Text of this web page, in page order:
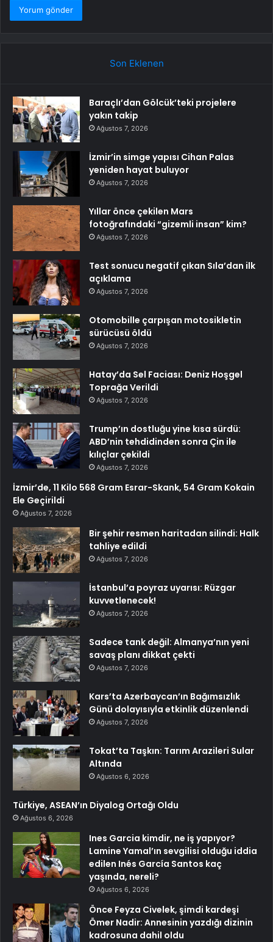
Son Eklenen
Baraçlı’dan Gölcük’teki projelere
yakın takip
Ağustos 7, 2026
İzmir’in simge yapısı Cihan Palas
yeniden hayat buluyor
Ağustos 7, 2026
Yıllar önce çekilen Mars
fotoğrafındaki “gizemli insan” kim?
Ağustos 7, 2026
Test sonucu negatif çıkan Sıla’dan ilk
açıklama
Ağustos 7, 2026
Otomobille çarpışan motosikletin
sürücüsü öldü
Ağustos 7, 2026
Hatay’da Sel Faciası: Deniz Hoşgel
Toprağa Verildi
Ağustos 7, 2026
Trump’ın dostluğu yine kısa sürdü:
ABD’nin tehdidinden sonra Çin ile
kılıçlar çekildi
Ağustos 7, 2026
İzmir’de, 11 Kilo 568 Gram Esrar-Skank, 54 Gram Kokain
Ele Geçirildi
Ağustos 7, 2026
Bir şehir resmen haritadan silindi: Halk
tahliye edildi
Ağustos 7, 2026
İstanbul’a poyraz uyarısı: Rüzgar
kuvvetlenecek!
Ağustos 7, 2026
Sadece tank değil: Almanya’nın yeni
savaş planı dikkat çekti
Ağustos 7, 2026
Kars’ta Azerbaycan’ın Bağımsızlık
Günü dolayısıyla etkinlik düzenlendi
Ağustos 7, 2026
Tokat’ta Taşkın: Tarım Arazileri Sular
Altında
Ağustos 6, 2026
Türkiye, ASEAN’ın Diyalog Ortağı Oldu
Ağustos 6, 2026
Ines Garcia kimdir, ne iş yapıyor?
Lamine Yamal’ın sevgilisi olduğu iddia
edilen Inés García Santos kaç
yaşında, nereli?
Ağustos 6, 2026
Önce Feyza Civelek, şimdi kardeşi
Ömer Nadir: Annesinin yazdığı dizinin
kadrosuna dahil oldu